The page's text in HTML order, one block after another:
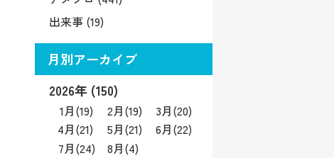
出来事 (19)
月別アーカイブ
2026年 (150)
1月(19) 2月(19) 3月(20)
4月(21) 5月(21) 6月(22)
7月(24) 8月(4)